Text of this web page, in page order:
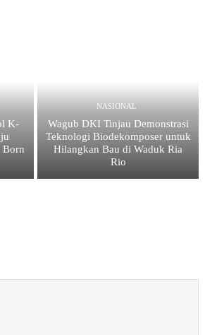
K-
Born
NASIONAL
Wagub DKI Tinjau Demonstrasi
Teknologi Biodekomposer untuk
Hilangkan Bau di Waduk Ria
Rio